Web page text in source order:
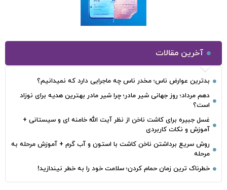
آخرین مقالات
بدترین عوارض ناس؛ مخدر ناس چه ماجرایی دارد که نمیدانیم؟
دهم مرداد؛ روز جهانی شیر مادر؛ چرا شیر مادر بهترین هدیه برای نوزاد
است؟
غسل جبیره برای کاشت ناخن از نظر آیت الله خامنه ای و سیستانی +
آموزش و نکات کاربردی
روش سریع برداشتن ناخن کاشت با استون و آب گرم + آموزش مرحله به
مرحله
خطرناک‌ ترین زمان‌ حمام کردن؛ سلامت خود را به خطر نیندازید!